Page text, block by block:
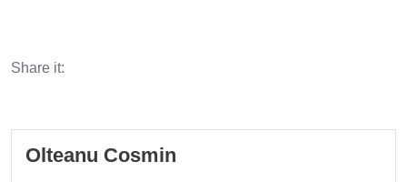
Share it:
Olteanu Cosmin